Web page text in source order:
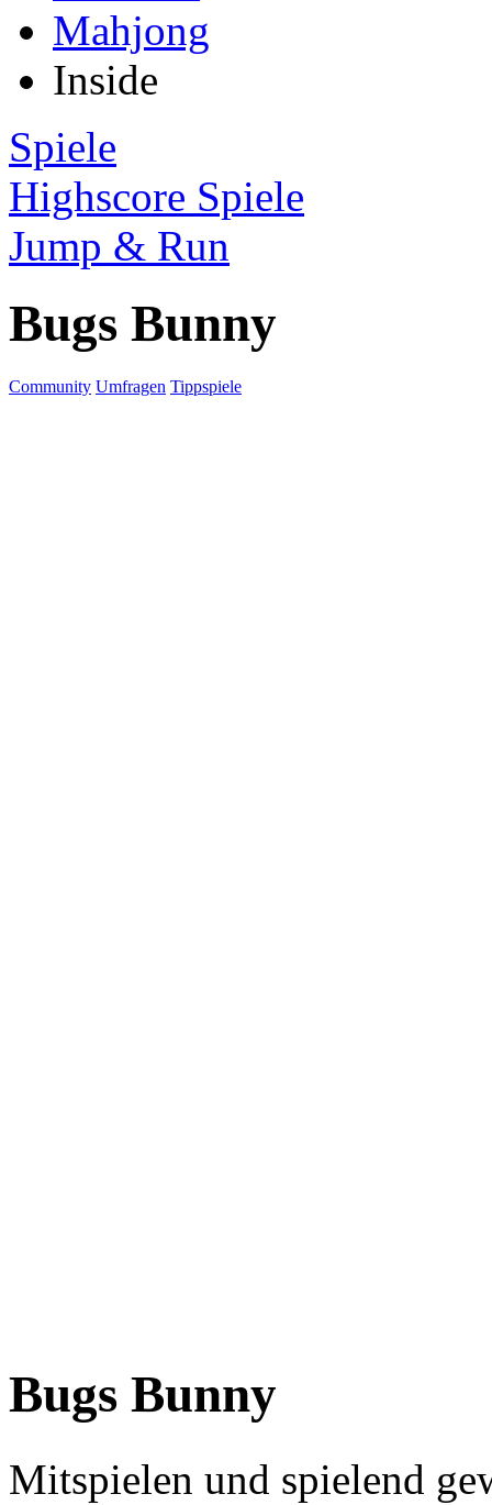
Mahjong
Inside
Spiele
Highscore Spiele
Jump & Run
Bugs Bunny
Community Umfragen Tippspiele
Bugs Bunny
Mitspielen und spielend